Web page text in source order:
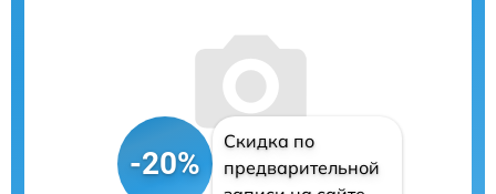
-20%
Скидка по
предварительной